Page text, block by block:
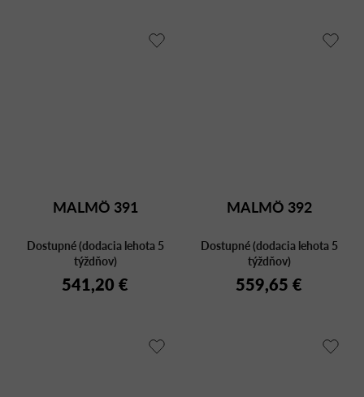
MALMÖ 391
Dostupné (dodacia lehota 5
týždňov)
541,20 €
MALMÖ 392
Dostupné (dodacia lehota 5
týždňov)
559,65 €